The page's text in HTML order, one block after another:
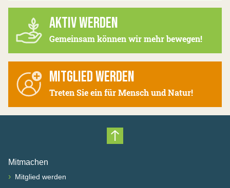
AKTIV WERDEN
Gemeinsam können wir mehr bewegen!
MITGLIED WERDEN
Treten Sie ein für Mensch und Natur!
Nach oben scrollen
Mitmachen
› Mitglied werden